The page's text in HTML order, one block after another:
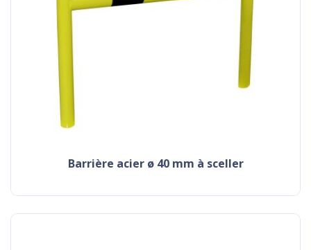
barrière acier ø 40 mm à sceller